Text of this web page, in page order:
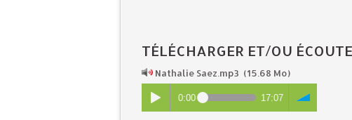
TÉLÉCHARGER ET/OU
Nathalie Saez.mp3 (15.68 Mo)
0:00 17:07